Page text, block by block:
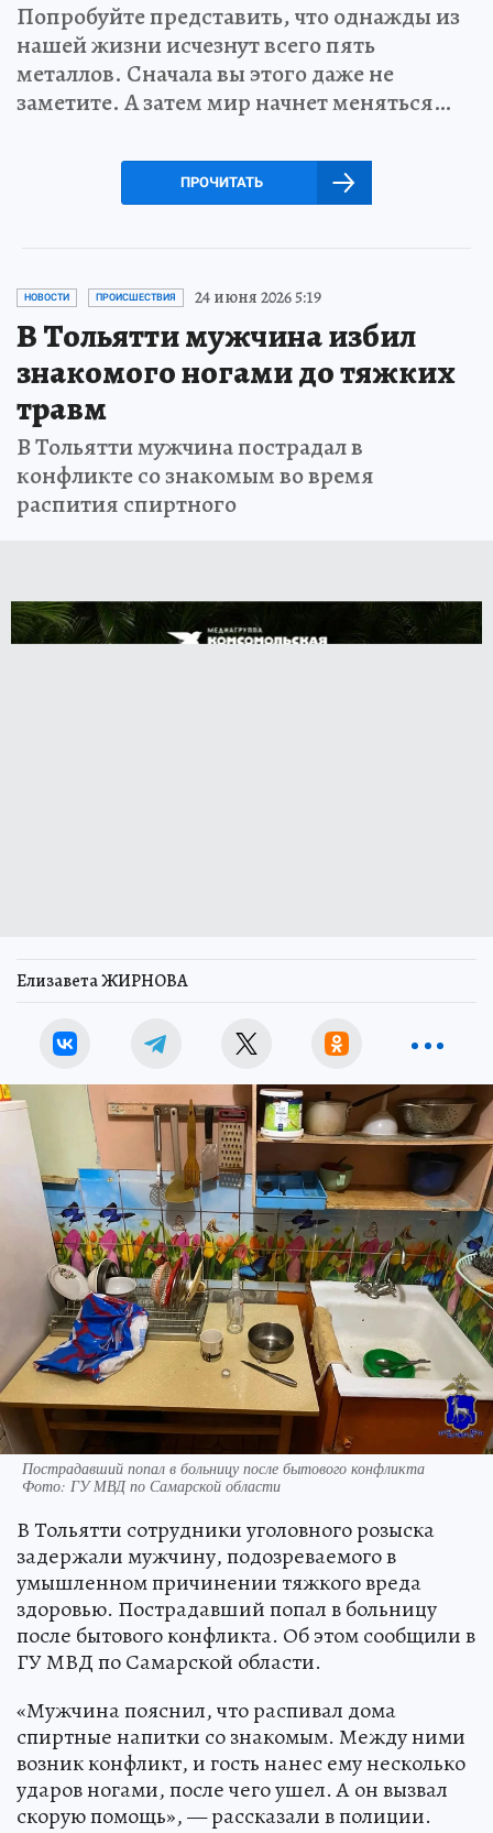
Попробуйте представить, что однажды из
нашей жизни исчезнут всего пять
металлов. Сначала вы этого даже не
заметите. А затем мир начнет меняться…
ПРОЧИТАТЬ
НОВОСТИ ПРОИСШЕСТВИЯ 24 июня 2026 5:19
В Тольятти мужчина избил
знакомого ногами до тяжких
травм
В Тольятти мужчина пострадал в
конфликте со знакомым во время
распития спиртного
Елизавета ЖИРНОВА
Пострадавший попал в больницу после бытового конфликта
Фото: ГУ МВД по Самарской области
В Тольятти сотрудники уголовного розыска
задержали мужчину, подозреваемого в
умышленном причинении тяжкого вреда
здоровью. Пострадавший попал в больницу
после бытового конфликта. Об этом сообщили в
ГУ МВД по Самарской области.
«Мужчина пояснил, что распивал дома
спиртные напитки со знакомым. Между ними
возник конфликт, и гость нанес ему несколько
ударов ногами, после чего ушел. А он вызвал
скорую помощь», — рассказали в полиции.